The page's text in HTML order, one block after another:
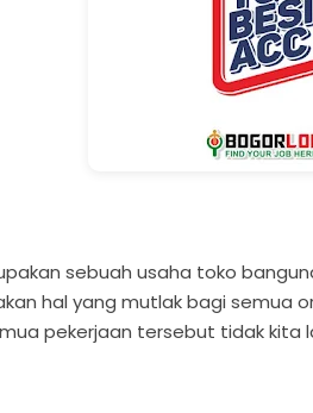
sebuah usaha toko
hal yang mutlak bagi semua
pekerjaan tersebut tidak kita